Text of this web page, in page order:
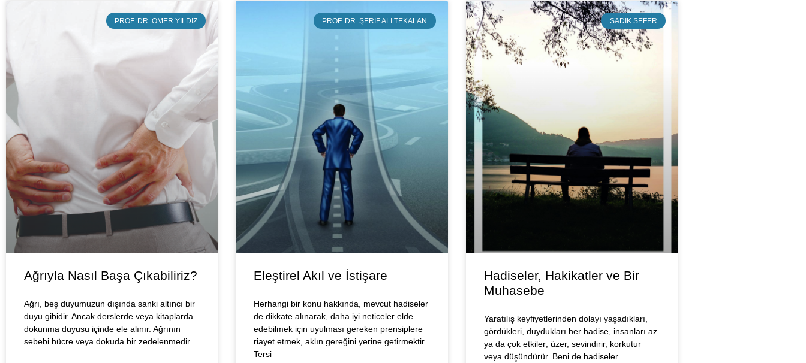
PROF. DR. ÖMER YILDIZ
Ağrıyla Nasıl Başa Çıkabiliriz?
Ağrı, beş duyumuzun dışında sanki altıncı bir
duyu gibidir. Ancak derslerde veya kitaplarda
dokunma duyusu içinde ele alınır. Ağrının
sebebi hücre veya dokuda bir zedelenmedir.
PROF. DR. ŞERIF ALI TEKALAN
Eleştirel Akıl ve İstişare
Herhangi bir konu hakkında, mevcut hadiseler
de dikkate alınarak, daha iyi neticeler elde
edebilmek için uyulması gereken prensiplere
riayet etmek, aklın gereğini yerine getirmektir.
Tersi
SADIK SEFER
Hadiseler, Hakikatler ve Bir
Muhasebe
Yaratılış keyfiyetlerinden dolayı yaşadıkları,
gördükleri, duydukları her hadise, insanları az
ya da çok etkiler; üzer, sevindirir, korkutur
veya düşündürür. Beni de hadiseler